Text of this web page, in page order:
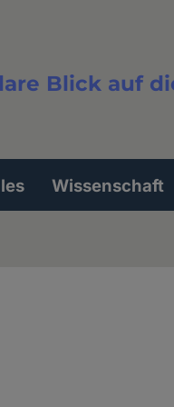
Blick auf
Wissenschaft